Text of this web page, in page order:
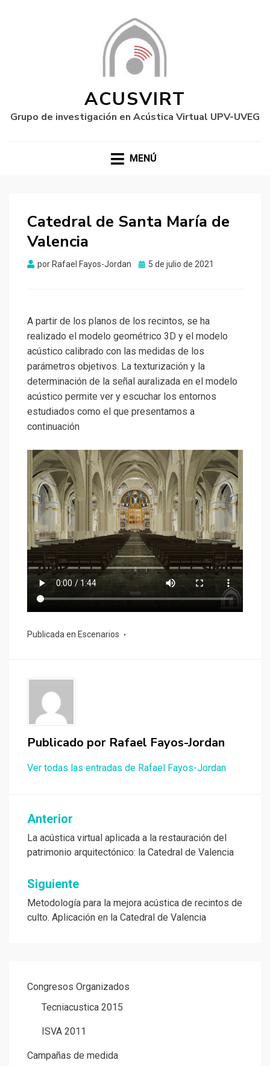
ACUSVIRT
Grupo de investigación en Acústica Virtual UPV-UVEG
MENÚ
Catedral de Santa María de
Valencia
por Rafael Fayos-Jordan
Publicado
5 de julio de 2021
A partir de los planos de los recintos, se ha
realizado el modelo geométrico 3D y el modelo
acústico calibrado con las medidas de los
parámetros objetivos. La texturización y la
determinación de la señal auralizada en el modelo
acústico permite ver y escuchar los entornos
estudiados como el que presentamos a
continuación
Publicada en Escenarios
Publicado por Rafael Fayos-Jordan
Ver todas las entradas de Rafael Fayos-Jordan
Navegación
de
entradas
Anterior
La acústica virtual aplicada a la restauración del
patrimonio arquitectónico: la Catedral de Valencia
Siguiente
Metodología para la mejora acústica de recintos de
culto. Aplicación en la Catedral de Valencia
Congresos Organizados
Tecniacustica 2015
ISVA 2011
Campañas de medida